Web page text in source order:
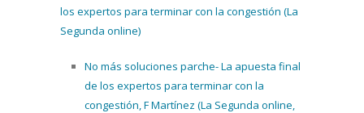
los expertos para terminar con la congestión (La
Segunda online)
No más soluciones parche- La apuesta final
de los expertos para terminar con la
congestión, F Martínez (La Segunda online,